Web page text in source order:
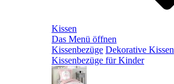
Kissen
Das Menü öffnen
Kissenbezüge Dekorative Kissen
Kissenbezüge für Kinder